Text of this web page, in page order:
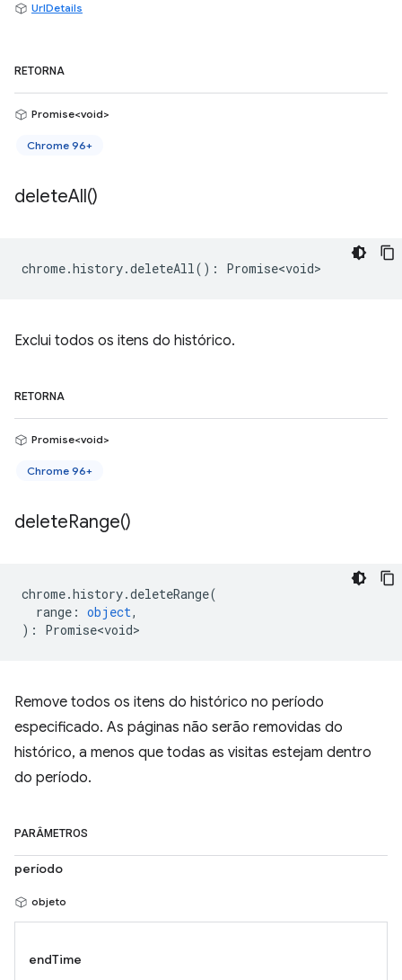
UrlDetails
RETORNA
Promise<void>
Chrome 96+
deleteAll()
chrome.history.deleteAll() : Promise<void>
Exclui todos os itens do histórico.
RETORNA
Promise<void>
Chrome 96+
deleteRange()
chrome.history.deleteRange(
range : object,
) : Promise<void>
Remove todos os itens do histórico no período
especificado. As páginas não serão removidas do
histórico, a menos que todas as visitas estejam dentro
do período.
PARÂMETROS
período
objeto
endTime